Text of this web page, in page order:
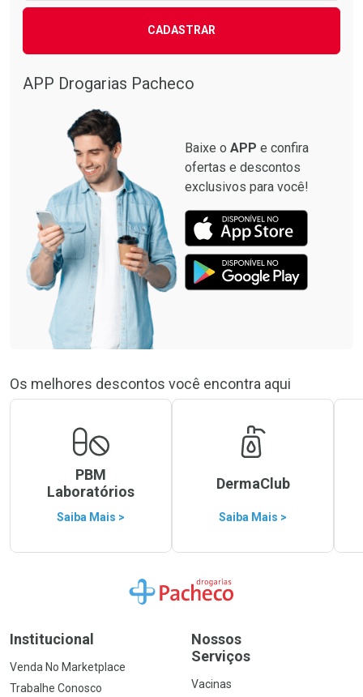
CADASTRAR
APP Drogarias Pacheco
Baixe o APP e confira
ofertas e descontos
exclusivos para você!
Os melhores descontos você encontra aqui
PBM
Laboratórios
Saiba Mais >
DermaClub
Saiba Mais >
Ir para a Home
Institucional
Venda No Marketplace
Trabalhe Conosco
Nossos
Serviços
Vacinas